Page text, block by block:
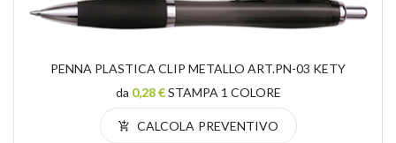
PENNA PLASTICA CLIP METALLO ART.PN-03 KETY
da 0,28 €STAMPA 1 COLORE
CALCOLA PREVENTIVO